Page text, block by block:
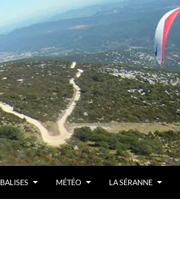
BALISES MÉTÉO LA SÉRANNE